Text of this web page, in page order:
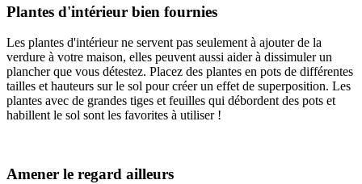
Plantes d'intérieur bien fournies
Les plantes d'intérieur ne servent pas seulement à ajouter de la
verdure à votre maison, elles peuvent aussi aider à dissimuler un
plancher que vous détestez. Placez des plantes en pots de différentes
tailles et hauteurs sur le sol pour créer un effet de superposition. Les
plantes avec de grandes tiges et feuilles qui débordent des pots et
habillent le sol sont les favorites à utiliser !
Amener le regard ailleurs